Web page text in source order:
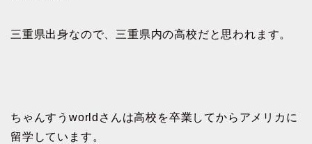
三重県出身なので、三重県内の高校だと思われます。
ちゃんすうworldさんは高校を卒業してからアメリカに
留学しています。